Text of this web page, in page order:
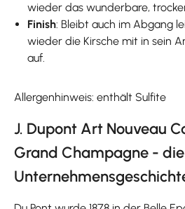
wieder das wunderbare,
Finish: Bleibt auch im Abgang
wieder die Kirsche mit in sein
auf.
Allergenhinweis: enthält Sulfite
J. Dupont Art Nouveau
Grand Champagne - die